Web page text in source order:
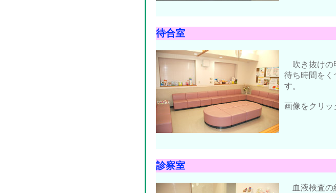
待合室
吹き抜けの
待ち時間をく
す。
画像をクリッ
診察室
血液検査の